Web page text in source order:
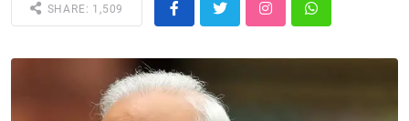
SHARE: 1,509